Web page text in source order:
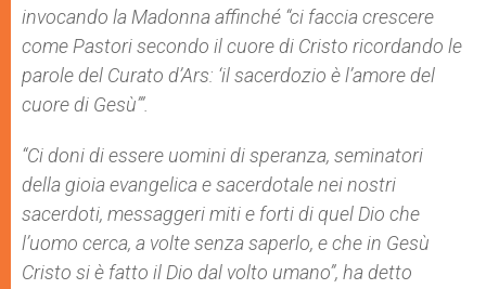
invocando la Madonna affinché “ci faccia crescere
come Pastori secondo il cuore di Cristo ricordando le
parole del Curato d’Ars: ‘il sacerdozio è l’amore del
cuore di Gesù’”.
“Ci doni di essere uomini di speranza, seminatori
della gioia evangelica e sacerdotale nei nostri
sacerdoti, messaggeri miti e forti di quel Dio che
l’uomo cerca, a volte senza saperlo, e che in Gesù
Cristo si è fatto il Dio dal volto umano”, ha detto